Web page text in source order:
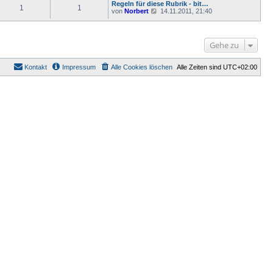
a
g
i
t
r
e
r
e
s
t
i
t
1 1
Regeln für diese Rubrik - bit…
von Norbert
N
B
e
14.11.2011, 21:40
Gehe zu
Alle Zeiten sind UTC+02:00
Alle Cookies löschen
Impressum
Kontakt